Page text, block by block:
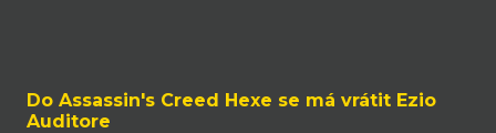
Do Assassin's Creed Hexe se má vrátit Ezio
Auditore